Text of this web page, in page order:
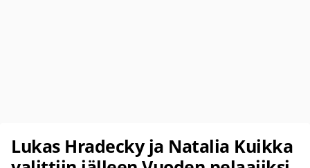
Lukas Hradecky ja Natalia Kuikka